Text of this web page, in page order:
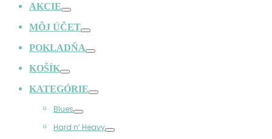
AKCIE
MÔJ ÚČET
POKLADŇA
KOŠÍK
KATEGÓRIE
Blues
Hard n‘ Heavy